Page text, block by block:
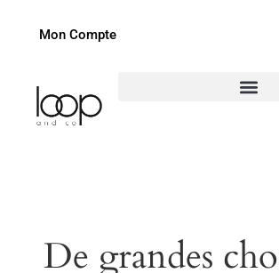
Mon Compte
De grandes